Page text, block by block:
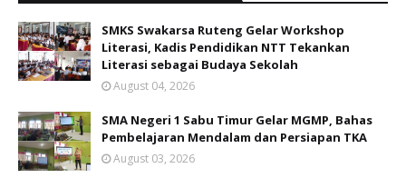
SMKS Swakarsa Ruteng Gelar Workshop
Literasi, Kadis Pendidikan NTT Tekankan
Literasi sebagai Budaya Sekolah
August 04, 2026
SMA Negeri 1 Sabu Timur Gelar MGMP, Bahas
Pembelajaran Mendalam dan Persiapan TKA
August 03, 2026